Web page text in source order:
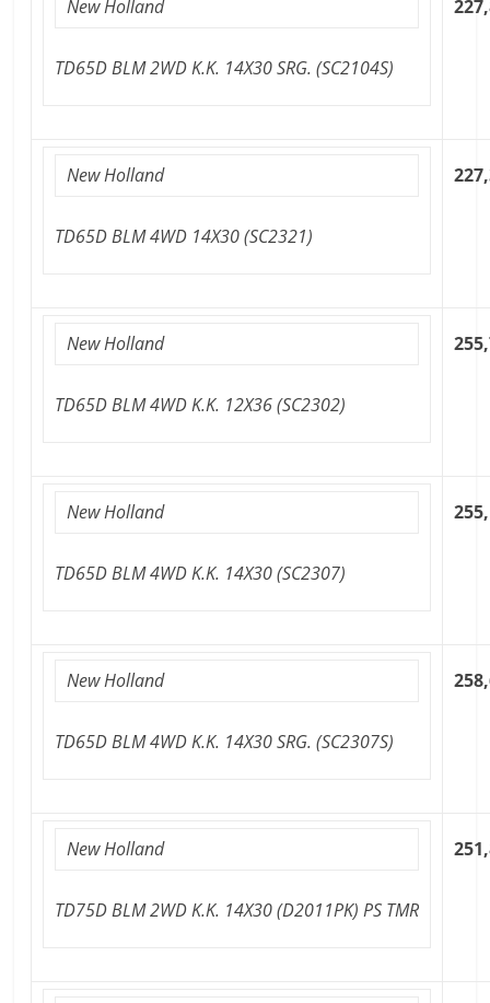
New Holland
TD65D BLM 2WD K.K. 14X30 SRG. (SC2104S)
New Holland
TD65D BLM 4WD 14X30 (SC2321)
New Holland
TD65D BLM 4WD K.K. 12X36 (SC2302)
New Holland
TD65D BLM 4WD K.K. 14X30 (SC2307)
New Holland
TD65D BLM 4WD K.K. 14X30 SRG. (SC2307S)
New Holland
TD75D BLM 2WD K.K. 14X30 (D2011PK) PS TMR